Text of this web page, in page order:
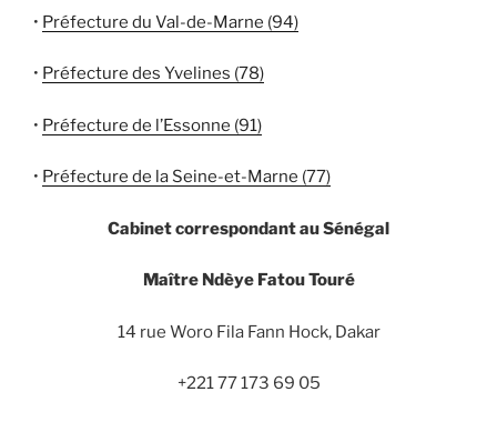
• Préfecture du Val-de-Marne (94)
• Préfecture des Yvelines (78)
• Préfecture de l’Essonne (91)
• Préfecture de la Seine-et-Marne (77)
Cabinet correspondant au Sénégal
Maître Ndèye Fatou Touré
14 rue Woro Fila Fann Hock, Dakar
+221 77 173 69 05